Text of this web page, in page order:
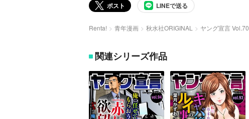
ポスト LINEで送る
Renta! 青年漫画 秋水社ORIGINAL ヤング宣言 Vol.70
関連シリーズ作品